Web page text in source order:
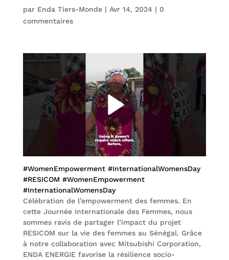
par Enda Tiers-Monde| Avr 14, 2024 | 0
commentaires
#WomenEmpowerment #InternationalWomensDay
#RESICOM #WomenEmpowerment
#InternationalWomensDay
Célébration de l’empowerment des femmes. En
cette Journée Internationale des Femmes, nous
sommes ravis de partager l’impact du projet
RESICOM sur la vie des femmes au Sénégal. Grâce
à notre collaboration avec Mitsubishi Corporation,
ENDA ENERGIE favorise la résilience socio-